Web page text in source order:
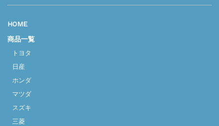
HOME
商品一覧
トヨタ
日産
ホンダ
マツダ
スズキ
三菱